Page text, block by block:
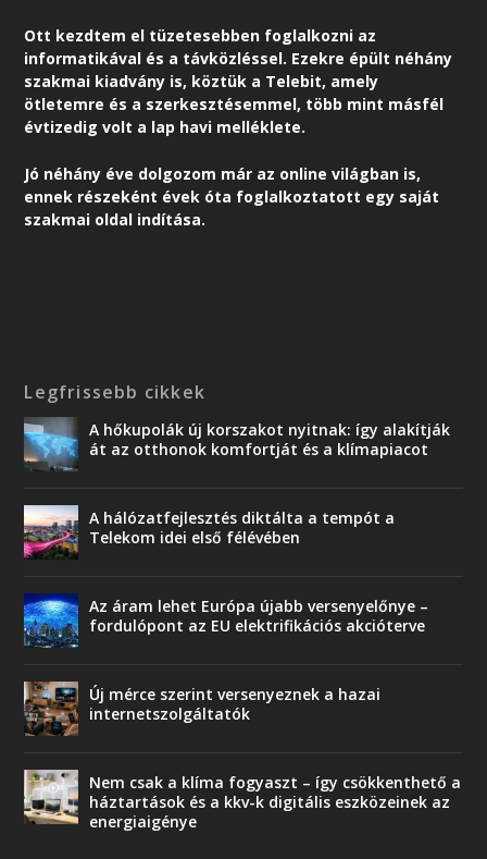
Ott kezdtem el tüzetesebben foglalkozni az
informatikával és a távközléssel. Ezekre épült néhány
szakmai kiadvány is, köztük a Telebit, amely
ötletemre és a szerkesztésemmel, több mint másfél
évtizedig volt a lap havi melléklete.
Jó néhány éve dolgozom már az online világban is,
ennek részeként évek óta foglalkoztatott egy saját
szakmai oldal indítása.
Legfrissebb cikkek
A hőkupolák új korszakot nyitnak: így alakítják
át az otthonok komfortját és a klímapiacot
A hálózatfejlesztés diktálta a tempót a
Telekom idei első félévében
Az áram lehet Európa újabb versenyelőnye –
fordulópont az EU elektrifikációs akcióterve
Új mérce szerint versenyeznek a hazai
internetszolgáltatók
Nem csak a klíma fogyaszt – így csökkenthető a
háztartások és a kkv-k digitális eszközeinek az
energiaigénye